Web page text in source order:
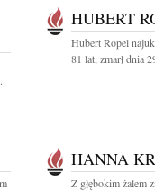
HUBERT
Hubert Ropel
81 lat, zmarł dnia
HANNA
Z głębokim żalem